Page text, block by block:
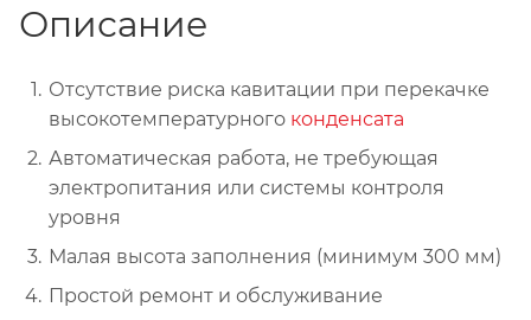
Описание
Отсутствие риска кавитации при перекачке
высокотемпературного конденсата
Автоматическая работа, не требующая
электропитания или системы контроля
уровня
Малая высота заполнения (минимум 300 мм)
Простой ремонт и обслуживание